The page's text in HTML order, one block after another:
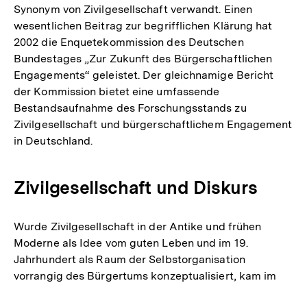
Synonym von Zivilgesellschaft verwandt. Einen
wesentlichen Beitrag zur begrifflichen Klärung hat
2002 die Enquetekommission des Deutschen
Bundestages „Zur Zukunft des Bürgerschaftlichen
Engagements“ geleistet. Der gleichnamige Bericht
der Kommission bietet eine umfassende
Bestandsaufnahme des Forschungsstands zu
Zivilgesellschaft und bürgerschaftlichem Engagement
in Deutschland.
Zivilgesellschaft und Diskurs
Wurde Zivilgesellschaft in der Antike und frühen
Moderne als Idee vom guten Leben und im 19.
Jahrhundert als Raum der Selbstorganisation
vorrangig des Bürgertums konzeptualisiert, kam im